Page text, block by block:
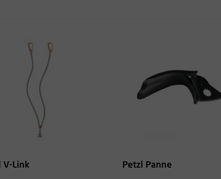
V-Link Petzl Panne